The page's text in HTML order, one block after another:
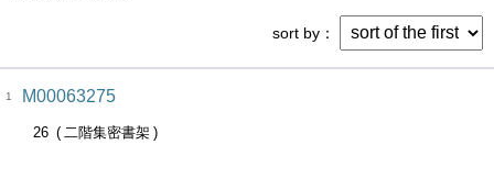
sort by
1 M00063275
26 二階集密書架